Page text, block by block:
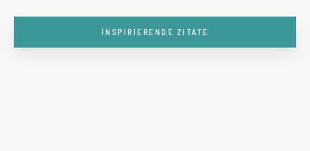
INSPIRIERENDE ZITATE